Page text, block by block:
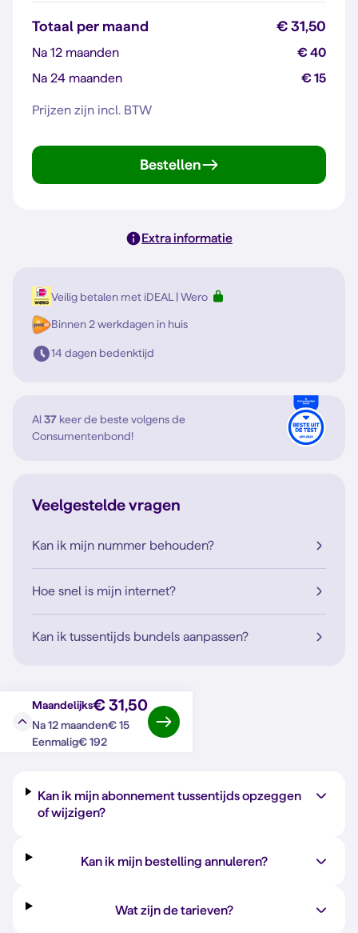
Totaal per maand € 31,50
Na 12 maanden
€ 40
Na 24 maanden
€ 15
Prijzen zijn incl. BTW
Bestellen
Extra informatie
Veilig betalen met iDEAL | Wero
Binnen 2 werkdagen in huis
14 dagen bedenktijd
Al37 keer de beste volgens de
Consumentenbond!
Veelgestelde vragen
Kan ik mijn nummer behouden?
Hoe snel is mijn internet?
Kan ik tussentijds bundels aanpassen?
Maandelijks€ 31,50
Na 12 maanden€ 15
Eenmalig€ 192
Vraag?Antwoord
Kan ik mijn abonnement tussentijds opzeggen
of wijzigen?
Kan ik mijn bestelling annuleren?
Wat zijn de tarieven?